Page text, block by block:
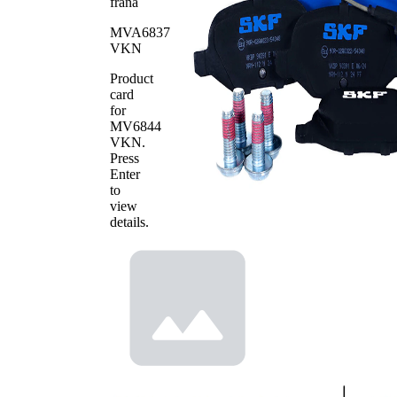
Numar de
placute
MVA6837
VKN
Product
card
for
MV6844
VKN.
Press
Enter
to
view
details.